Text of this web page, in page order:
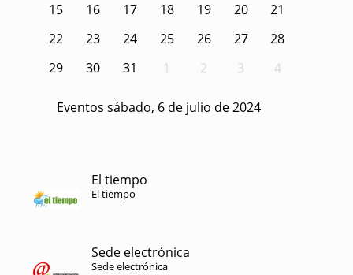
15
16 17 18 19 20
21
22
23 24 25 26 27
28
29
30 31 1 2 3 4
Eventos sábado, 6 de julio de 2024
El tiempo
El tiempo
Sede electrónica
Sede electrónica